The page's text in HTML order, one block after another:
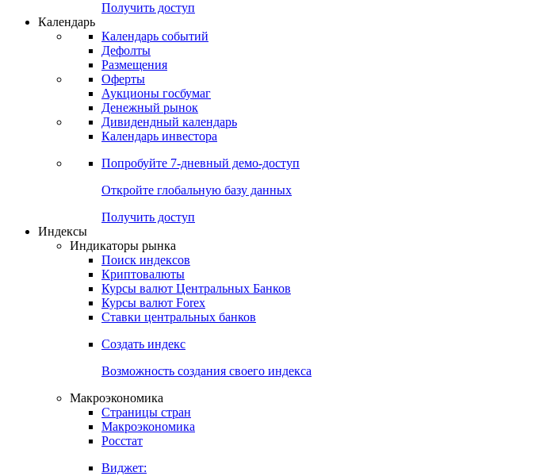
Получить доступ
Календарь
Календарь событий
Дефолты
Размещения
Оферты
Аукционы госбумаг
Денежный рынок
Дивидендный календарь
Календарь инвестора
Попробуйте 7-дневный демо-доступ
Откройте глобальную базу данных
Получить доступ
Индексы
Индикаторы рынка
Поиск индексов
Криптовалюты
Курсы валют Центральных Банков
Курсы валют Forex
Ставки центральных банков
Создать индекс
Возможность создания своего индекса
Макроэкономика
Страницы стран
Макроэкономика
Росстат
Виджет: